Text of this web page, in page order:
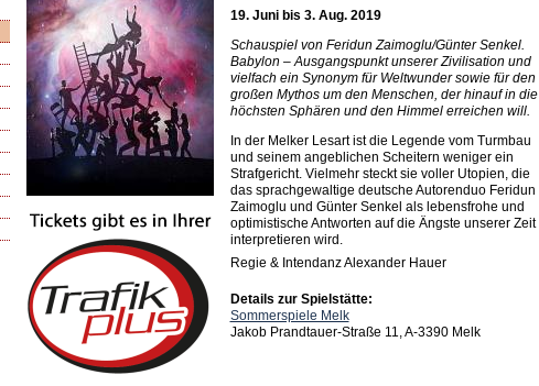
19. Juni bis 3. Aug. 2019
Schauspiel von Feridun Zaimoglu/Günter Senkel.
Babylon – Ausgangspunkt unserer Zivilisation und
vielfach ein Synonym für Weltwunder sowie für den
großen Mythos um den Menschen, der hinauf in die
höchsten Sphären und den Himmel erreichen will.
In der Melker Lesart ist die Legende vom Turmbau
und seinem angeblichen Scheitern weniger ein
Strafgericht. Vielmehr steckt sie voller Utopien, die
das sprachgewaltige deutsche Autorenduo Feridun
Zaimoglu und Günter Senkel als lebensfrohe und
optimistische Antworten auf die Ängste unserer Zeit
interpretieren wird.
Regie & Intendanz Alexander Hauer
Details zur Spielstätte:
Sommerspiele Melk
Jakob Prandtauer-Straße 11, A-3390 Melk